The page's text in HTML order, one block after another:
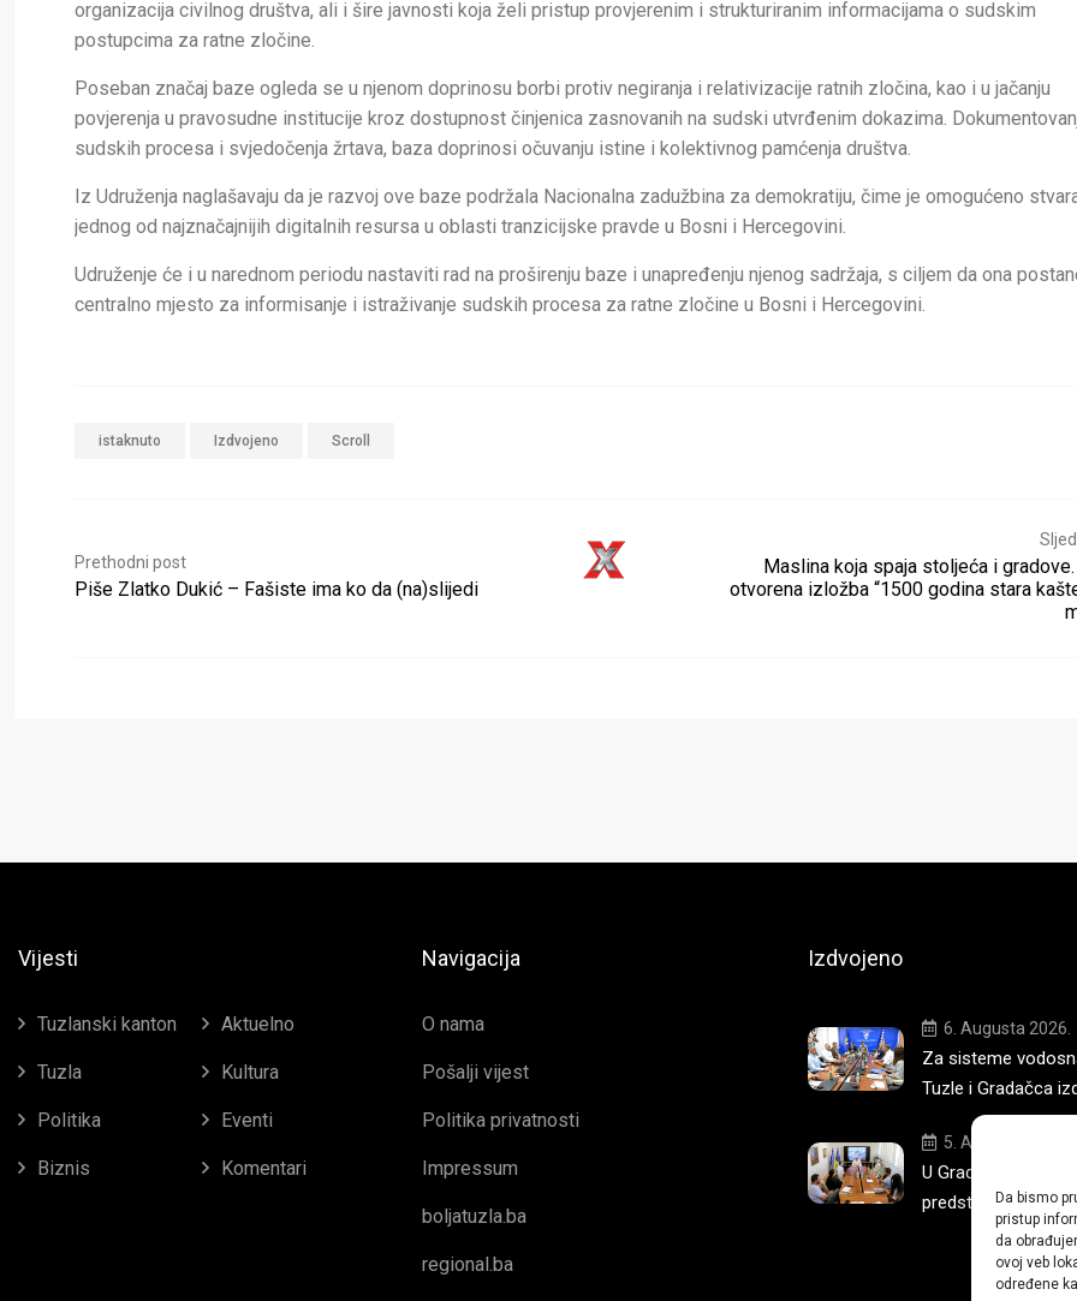
Da bismo
pristup
da
ovoj veb
određene
organizacija civilnog društva, ali i šire javnosti koja želi pristup provjerenim i strukturiranim informacijama o sudskim
postupcima za ratne zločine.
Poseban značaj baze ogleda se u njenom doprinosu borbi protiv negiranja i relativizacije ratnih zločina, kao i u jačanju
povjerenja u pravosudne institucije kroz dostupnost činjenica zasnovanih na sudski utvrđenim dokazima.
sudskih procesa i svjedočenja žrtava, baza doprinosi očuvanju istine i kolektivnog pamćenja društva.
Iz Udruženja naglašavaju da je razvoj ove baze podržala Nacionalna zadužbina za demokratiju, čime je omogućeno
jednog od najznačajnijih digitalnih resursa u oblasti tranzicijske pravde u Bosni i Hercegovini.
Udruženje će i u narednom periodu nastaviti rad na proširenju baze i unapređenju njenog sadržaja, s ciljem da ona
centralno mjesto za informisanje i istraživanje sudskih procesa za ratne zločine u Bosni i Hercegovini.
istaknuto Izdvojeno Scroll
Prethodni post
Piše Zlatko Dukić – Fašiste ima ko da (na)slijedi
Maslina koja spaja stoljeća i
otvorena izložba “1500 godina stara
Vijesti
Tuzlanski kanton Aktuelno
Tuzla Kultura
Politika Eventi
Biznis Komentari
Navigacija
O nama
Pošalji vijest
Politika privatnosti
Impressum
boljatuzla.ba
regional.ba
Izdvojeno
6. Augusta 2026.
Za sisteme
Tuzle i Gradačca
5. Augusta 2026.
U Gradskoj upravi
predstavljena nova